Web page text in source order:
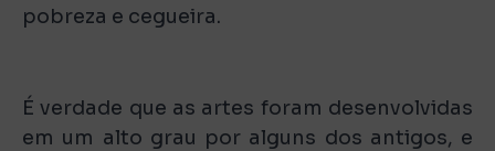
pobreza e cegueira.
É verdade que as artes foram desenvolvidas
em um alto grau por alguns dos antigos, e